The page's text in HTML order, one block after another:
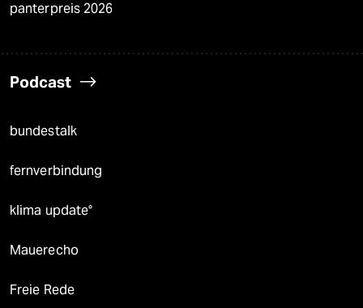
panterpreis 2026
Podcast
bundestalk
fernverbindung
klima update°
Mauerecho
Freie Rede